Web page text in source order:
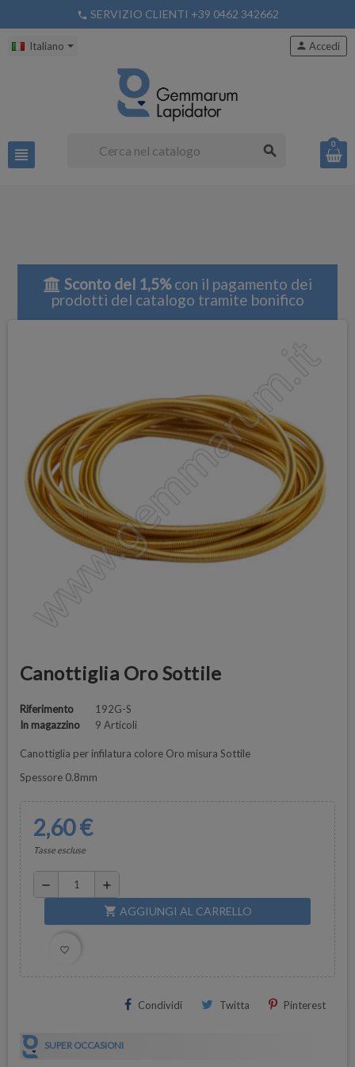
phone SERVIZIO CLIENTI +39 0462 342662
Italiano
view_headline search
person Accedi
0
Sconto del 1,5%con il pagamento dei
prodotti del catalogo tramite bonifico
Canottiglia Oro Sottile
Riferimento
192G-S
In magazzino
9 Articoli
Canottiglia per infilatura colore Oro misura Sottile
Spessore 0.8mm
2,60 €
Tasse escluse
remove add
shopping_cart AGGIUNGI AL CARRELLO
favorite_border
Condividi Twitta Pinterest
SUPER OCCASIONI